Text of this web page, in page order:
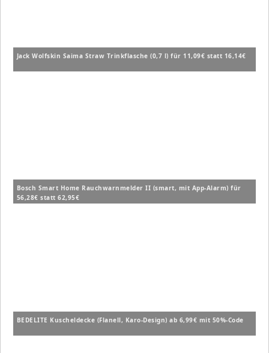
Jack Wolfskin Saima Straw Trinkflasche (0,7 l) für 11,09€ statt 16,14€
Bosch Smart Home Rauchwarnmelder II (smart, mit App-Alarm) für
56,28€ statt 62,95€
BEDELITE Kuscheldecke (Flanell, Karo-Design) ab 6,99€ mit 50%-Code